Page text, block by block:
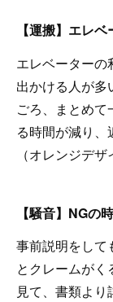
【運搬】エレ
エレベーターの
出かける人が
ごろ、まとめ
る時間が減り、
（オレンジデ
【騒音】NGの
事前説明をして
とクレームが
見て、書類よ